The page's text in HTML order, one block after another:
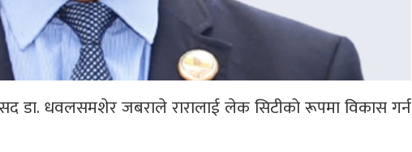
सांसद डा. धवलसमशेर जबराले रारालाई लेक सिटीको रूपमा विकास गर्न